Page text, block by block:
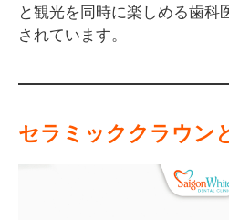
と観光を同時に楽しめる歯科
されています。
セラミッククラウン